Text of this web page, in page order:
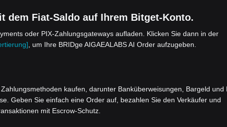
dem Fiat-Saldo auf Ihrem Bitget-Konto.
oder PIX-Zahlungsgateways aufladen. Klicken Sie dann in der
, um Ihre BRIDge AIGAEALABS AI Order aufzugeben.
kaufen, darunter Banküberweisungen, Bargeld und
Geben Sie einfach eine Order auf, bezahlen Sie den Verkäufer und
mit Escrow-Schutz.